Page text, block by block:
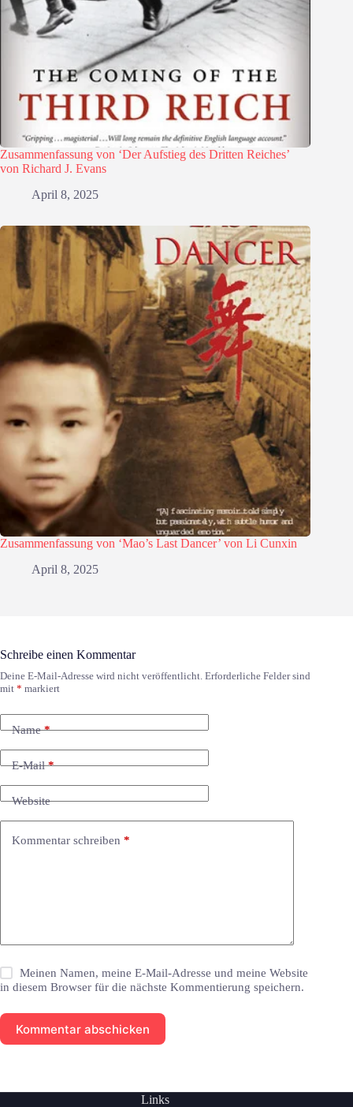
Zusammenfassung von ‘Der Aufstieg des Dritten Reiches’
von Richard J. Evans
April 8, 2025
Zusammenfassung von ‘Mao’s Last Dancer’ von Li Cunxin
April 8, 2025
Schreibe einen Kommentar
Deine E-Mail-Adresse wird nicht veröffentlicht. Erforderliche Felder sind
mit * markiert
Name*
E-Mail*
Website
Kommentar schreiben *
Meinen Namen, meine E-Mail-Adresse und meine Website
in diesem Browser für die nächste Kommentierung speichern.
Kommentar abschicken
Links